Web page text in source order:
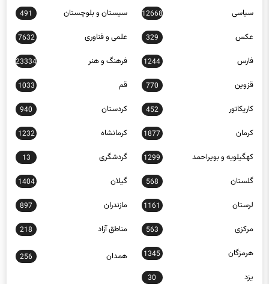
سیاسی 12668 سیستان و بلوچستان 491
عکس 329 علمی و فناوری 7632
فارس 1244 فرهنگ و هنر 23334
قزوین 770 قم 1033
کاریکاتور 452 کردستان 940
کرمان 1877 کرمانشاه 1232
کهگیلویه و بویراحمد 1299 گردشگری 13
گلستان 568 گیلان 1404
لرستان 1161 مازندران 897
مرکزی 563 مناطق آزاد 218
هرمزگان 1345 همدان 256
یزد 30